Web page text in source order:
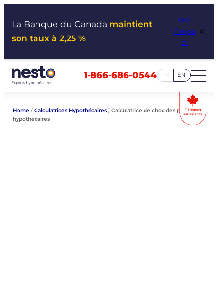
La Banque du Canada maintient
son taux à 2,25 %
Voir
l’impa
ct
×
1-866-686-0544 FR EN
Home / Calculatrices Hypothécaires/ Calculatrice de choc des paiements
hypothécaires